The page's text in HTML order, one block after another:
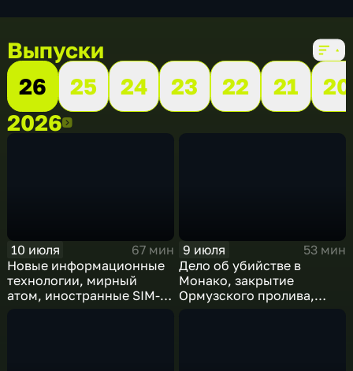
Выпуски
26
25 24 23 22 21
20
20262026
10 июля
67 мин
Новые информационные
технологии, мирный
атом, иностранные SIM-
9 июля
53 мин
Дело об убийстве в
Монако, закрытие
Ормузского пролива,